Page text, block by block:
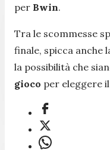
per Bwin.
Tra le scommesse
finale, spicca anche
la possibilità che
gioco per eleggere